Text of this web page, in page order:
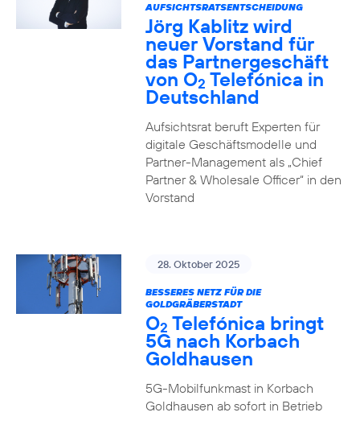
AUFSICHTSRATSENTSCHEIDUNG
Jörg Kablitz wird
neuer Vorstand für
das Partnergeschäft
von O2 Telefónica in
Deutschland
Aufsichtsrat beruft Experten für
digitale Geschäftsmodelle und
Partner-Management als „Chief
Partner & Wholesale Officer“ in den
Vorstand
28. Oktober 2025
BESSERES NETZ FÜR DIE
GOLDGRÄBERSTADT
O2 Telefónica bringt
5G nach Korbach
Goldhausen
5G-Mobilfunkmast in Korbach
Goldhausen ab sofort in Betrieb